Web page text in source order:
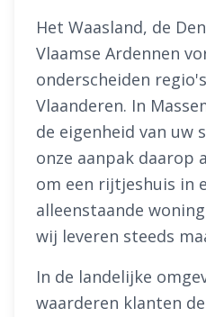
Het Waasland, de
Vlaamse Ardennen
onderscheiden
Vlaanderen. In
de eigenheid van uw
onze aanpak daarop
om een rijtjeshuis in
alleenstaande
wij leveren steeds
In de landelijke
waarderen klanten